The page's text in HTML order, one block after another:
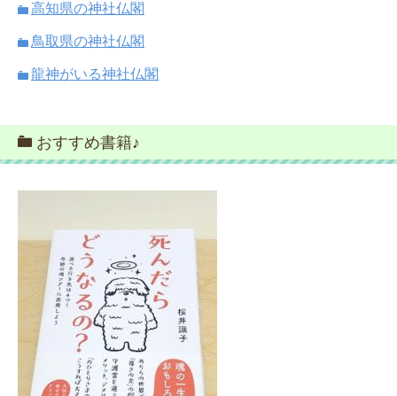
高知県の神社仏閣
鳥取県の神社仏閣
龍神がいる神社仏閣
おすすめ書籍♪